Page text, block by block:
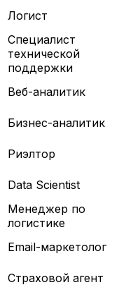
Логист
Специалист
технической
поддержки
Веб-аналитик
Бизнес-аналитик
Риэлтор
Data Scientist
Менеджер по
логистике
Email-маркетолог
Страховой агент